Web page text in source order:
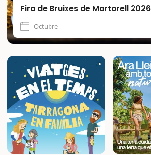
Fira de Bruixes de Martorell 2026
Octubre